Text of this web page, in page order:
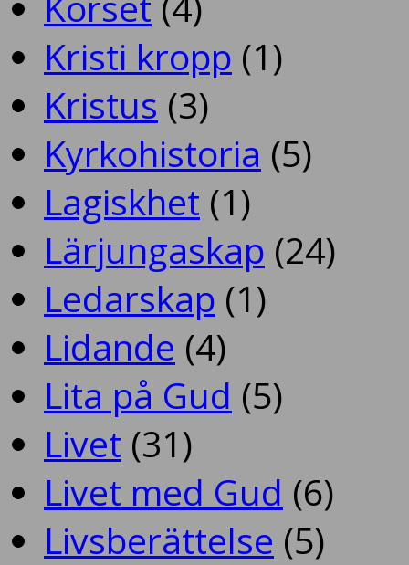
Kristi kropp (1)
Kristus (3)
Kyrkohistoria (5)
Lagiskhet (1)
Lärjungaskap (24)
Ledarskap (1)
Lidande (4)
Lita på Gud (5)
Livet (31)
Livet med Gud (6)
Livsberättelse (5)